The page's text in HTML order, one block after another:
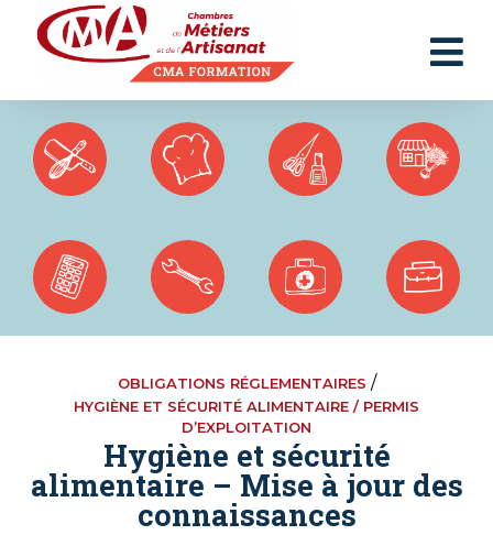
OBLIGATIONS RÉGLEMENTAIRES /
HYGIÈNE ET SÉCURITÉ ALIMENTAIRE / PERMIS
D’EXPLOITATION
Hygiène et sécurité
alimentaire – Mise à jour des
connaissances
Panneau de gestion des cookies